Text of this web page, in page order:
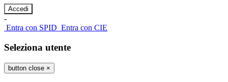
-
Entra con SPID Entra con CIE
Seleziona utente
button close ×